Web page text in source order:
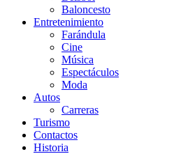
Baloncesto
Entretenimiento
Farándula
Cine
Música
Espectáculos
Moda
Autos
Carreras
Turismo
Contactos
Historia